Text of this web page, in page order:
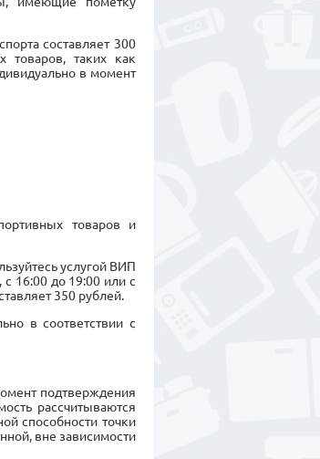
составляет 300
товаров, таких как
в момент
товаров и
услугой ВИП
16:00 до 19:00 или с
350 рублей.
в соответствии с
подтверждения
рассчитываются
способности точки
вне зависимости